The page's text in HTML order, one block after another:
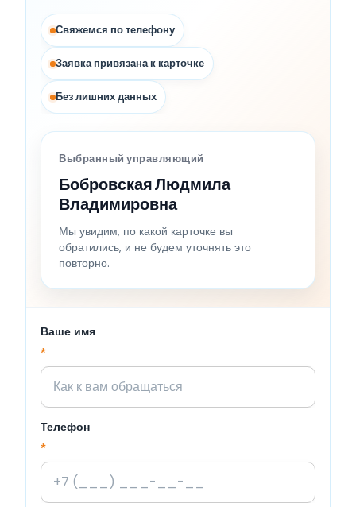
Свяжемся по телефону
Заявка привязана к карточке
Без лишних данных
Выбранный управляющий
Бобровская Людмила
Владимировна
Мы увидим, по какой карточке вы
обратились, и не будем уточнять это
повторно.
Ваше имя
*
Телефон
*